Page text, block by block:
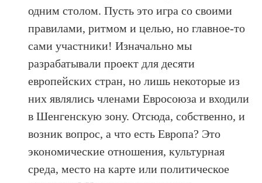
одним столом. Пусть это игра со своими
правилами, ритмом и целью, но главное-то
сами участники! Изначально мы
разрабатывали проект для десяти
европейских стран, но лишь некоторые из
них являлись членами Евросоюза и входили
в Шенгенскую зону. Отсюда, собственно, и
возник вопрос, а что есть Европа? Это
экономические отношения, культурная
среда, место на карте или политическое